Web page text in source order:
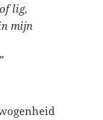
lig,
mijn